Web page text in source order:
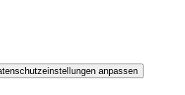
anpassen